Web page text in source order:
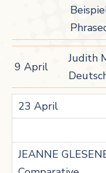
9 April
Judith